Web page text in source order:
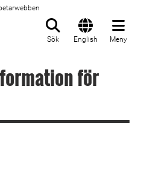
Sök English Meny
för